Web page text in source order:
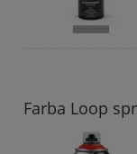
Farba Loop